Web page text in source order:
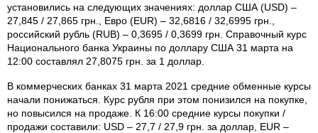
установились на следующих значениях: доллар США (USD) –
27,845 / 27,865 грн., Евро (EUR) – 32,6816 / 32,6995 грн.,
российский рубль (RUB) – 0,3695 / 0,3699 грн. Справочный курс
Национального банка Украины по доллару США 31 марта на
12:00 составлял 27,8075 грн. за 1 доллар.
В коммерческих банках 31 марта 2021 средние обменные курсы
начали понижаться. Курс рубля при этом понизился на покупке,
но повысился на продаже. К 16:00 средние курсы покупки /
продажи составили: USD – 27,7 / 27,9 грн. за доллар, EUR –